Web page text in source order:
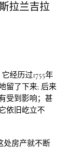
拉兰吉拉
经历过1755年
留了下来; 后来
受到影响；甚
依旧屹立不
处房产就不断